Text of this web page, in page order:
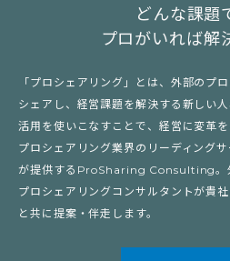
どんな課題
プロがいれば解
「プロシェアリング」とは、外部のプ
シェアし、経営課題を解決する新しい
活用を使いこなすことで、経営に変革を
プロシェアリング業界のリーディング
が提供するProSharing Consulting。
プロシェアリングコンサルタントが貴
と共に提案・伴走します。